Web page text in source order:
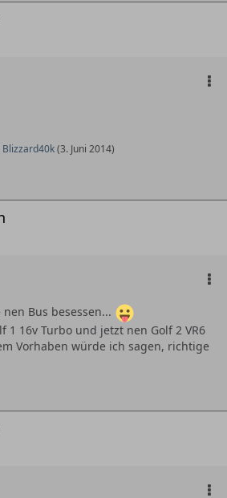
Blizzard40k(3. Juni 2014)
Bus besessen...
1 16v Turbo und jetzt nen Golf 2 VR6
Vorhaben würde ich sagen, richtige